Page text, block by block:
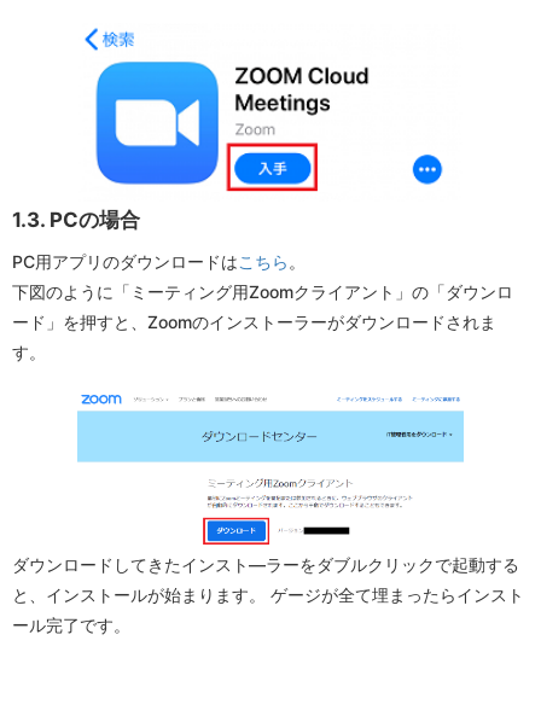
1.3. PCの場合
PC用アプリのダウンロードはこちら 。
下図のように「ミーティング用Zoomクライアント」の「ダウンロ
ード」を押すと、Zoomのインストーラーがダウンロードされま
す。
ダウンロードしてきたインスト―ラーをダブルクリックで起動する
と、インストールが始まります。 ゲージが全て埋まったらインスト
ール完了です。